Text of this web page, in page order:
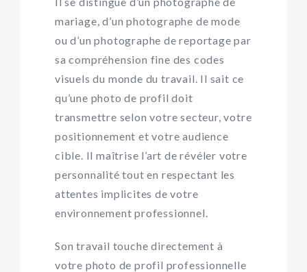
mariage, d’un photographe de mode
ou d’un photographe de reportage par
sa compréhension fine des codes
visuels du monde du travail. Il sait ce
qu’une photo de profil doit
transmettre selon votre secteur, votre
positionnement et votre audience
cible. Il maîtrise l’art de révéler votre
personnalité tout en respectant les
attentes implicites de votre
environnement professionnel.
Son travail touche directement à
votre photo de profil professionnelle